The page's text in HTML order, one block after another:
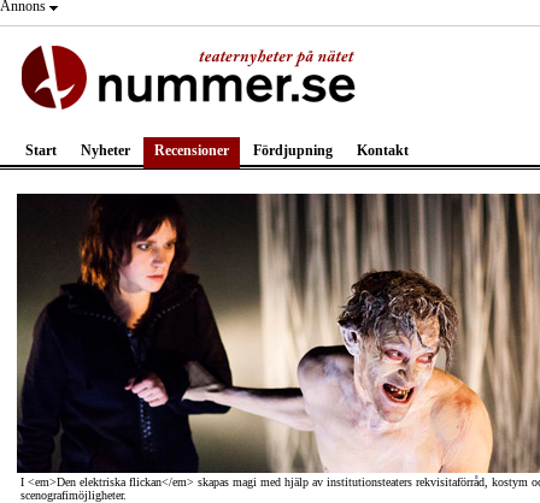
Annons
Start Nyheter Recensioner Fördjupning Kontakt
I <em>Den elektriska flickan</em> skapas magi med hjälp av institutionsteaters rekvisitaförråd, kostym
scenografimöjligheter.